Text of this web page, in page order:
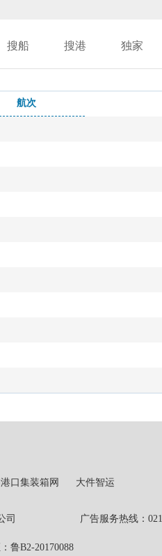
搜船 搜港 独家
航次
口集装箱网
大件智运
限公司 广告服务热线：021-
鲁B2-20170088